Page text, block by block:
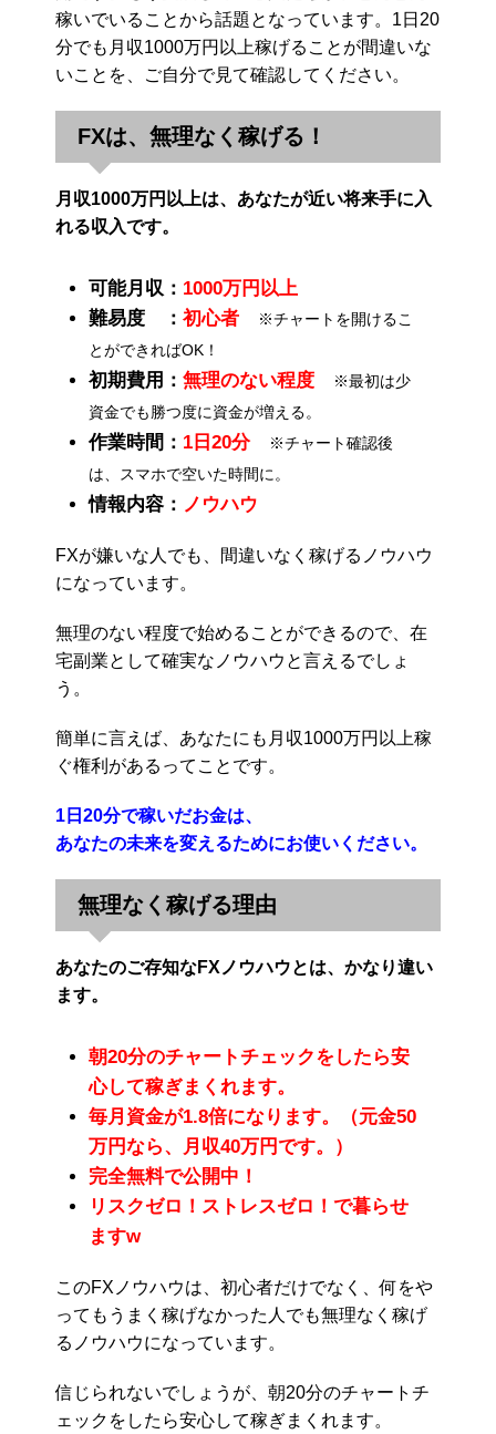
稼いでいることから話題となっています。1日20
分でも月収1000万円以上稼げることが間違いな
いことを、ご自分で見て確認してください。
FXは、無理なく稼げる！
月収1000万円以上は、あなたが近い将来手に入
れる収入です。
可能月収： 1000万円以上
難易度 ： 初心者
※チャートを開けるこ
とができればOK！
初期費用： 無理のない程度
※最初は少
資金でも勝つ度に資金が増える。
作業時間： 1日20分
※チャート確認後
は、スマホで空いた時間に。
情報内容： ノウハウ
FXが嫌いな人でも、間違いなく稼げるノウハウ
になっています。
無理のない程度で始めることができるので、在
宅副業として確実なノウハウと言えるでしょ
う。
簡単に言えば、あなたにも月収1000万円以上稼
ぐ権利があるってことです。
1日20分で稼いだお金は、
あなたの未来を変えるためにお使いください。
無理なく稼げる理由
あなたのご存知なFXノウハウとは、かなり違い
ます。
朝20分のチャートチェックをしたら安
心して稼ぎまくれます。
毎月資金が1.8倍になります。（元金50
万円なら、月収40万円です。）
完全無料で公開中！
リスクゼロ！ストレスゼロ！で暮らせ
ますw
このFXノウハウは、初心者だけでなく、何をや
ってもうまく稼げなかった人でも無理なく稼げ
るノウハウになっています。
信じられないでしょうが、朝20分のチャートチ
ェックをしたら安心して稼ぎまくれます。